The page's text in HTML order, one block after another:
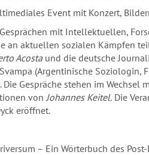
Event mit Konzert,
mit Intellektuellen,
an aktuellen sozialen Kämpfen
Acostaund die deutsche
(Argentinische Soziologin,
Gespräche stehen im Wechsel
vonJohannes Keitel. Die
eröffnet.
– Ein Wörterbuch des